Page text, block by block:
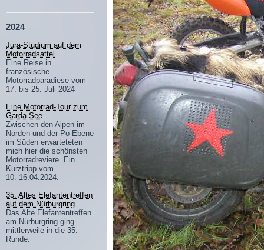
2024
Jura-Studium auf dem
Motorradsattel
Eine Reise in
französische
Motorradparadiese vom
17. bis 25. Juli 2024
Eine Motorrad-Tour zum
Garda-See
Zwischen den Alpen im
Norden und der Po-Ebene
im Süden erwarteteten
mich hier die schönsten
Motorradreviere. Ein
Kurztripp vom
10.-16.04.2024.
35. Altes Elefantentreffen
auf dem Nürburgring
Das Alte Elefantentreffen
am Nürburgring ging
mittlerweile in die 35.
Runde.